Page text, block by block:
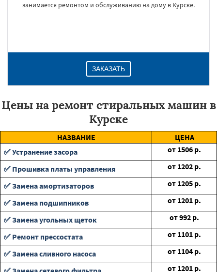
занимается ремонтом и обслуживанию на дому в Курске.
ЗАКАЗАТЬ
Цены на ремонт стиральных машин в
Курске
НАЗВАНИЕ
ЦЕНА
✅ Устранение засора
от 1506 р.
✅ Прошивка платы управления
от 1202 р.
✅ Замена амортизаторов
от 1205 р.
✅ Замена подшипников
от 1201 р.
✅ Замена угольных щеток
от992 р.
✅ Ремонт прессостата
от 1101 р.
✅ Замена сливного насоса
от 1104 р.
от 1201 р.